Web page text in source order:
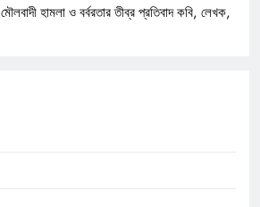
মৌলবাদী হামলা ও বর্বরতার তীব্র প্রতিবাদ কবি, লেখক,